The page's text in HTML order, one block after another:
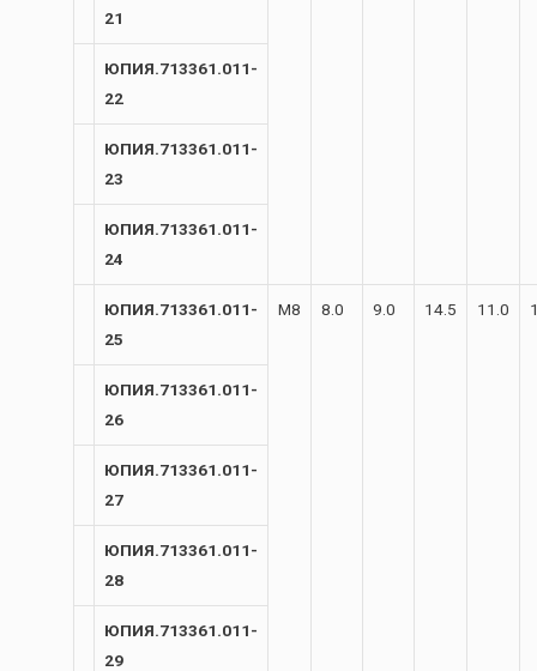
21
ЮПИЯ.713361.011-
22
ЮПИЯ.713361.011-
23
ЮПИЯ.713361.011-
24
ЮПИЯ.713361.011-
25
М8 8.0 9.0 14.5 11.0
ЮПИЯ.713361.011-
26
ЮПИЯ.713361.011-
27
ЮПИЯ.713361.011-
28
ЮПИЯ.713361.011-
29